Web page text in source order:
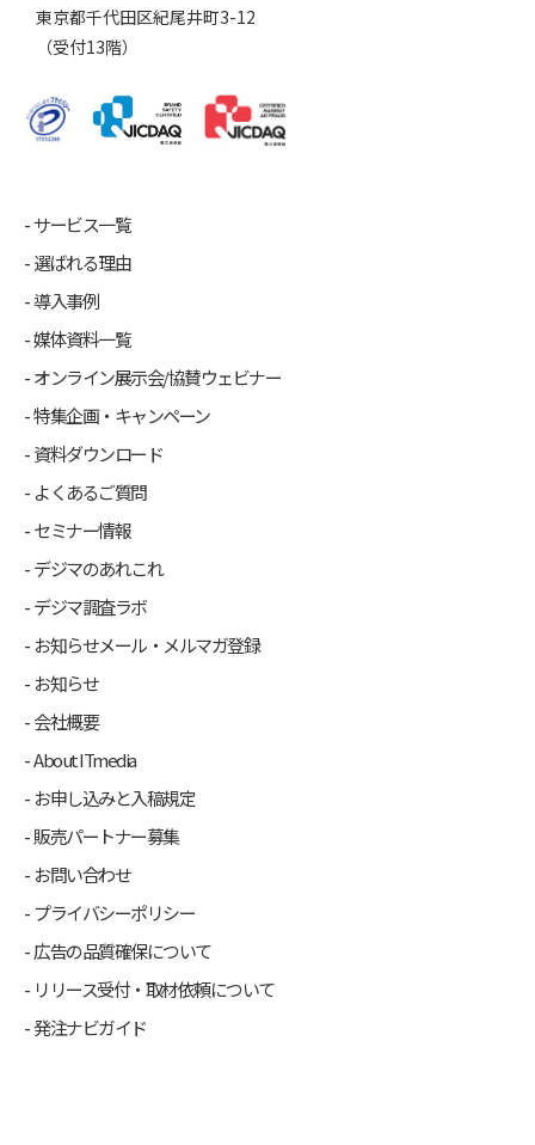
東京都千代田区紀尾井町3-12
（受付13階）
サービス一覧
選ばれる理由
導入事例
媒体資料一覧
オンライン展示会/協賛ウェビナー
特集企画・キャンペーン
資料ダウンロード
よくあるご質問
セミナー情報
デジマのあれこれ
デジマ調査ラボ
お知らせメール・メルマガ登録
お知らせ
会社概要
About ITmedia
お申し込みと入稿規定
販売パートナー募集
お問い合わせ
プライバシーポリシー
広告の品質確保について
リリース受付・取材依頼について
発注ナビガイド